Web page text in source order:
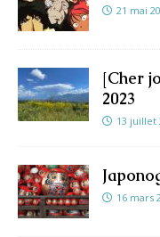
21 mai
[Cher
2023
13 juillet
16 mars